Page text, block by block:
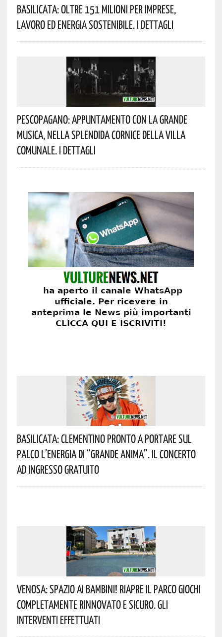
Basilicata: Oltre 151 Milioni Per Imprese,
Lavoro Ed Energia Sostenibile. I Dettagli
Pescopagano: Appuntamento Con La Grande
Musica, Nella Splendida Cornice Della Villa
Comunale. I Dettagli
Basilicata: Clementino Pronto A Portare Sul
Palco L’energia Di “Grande Anima”. Il Concerto
Ad Ingresso Gratuito
Venosa: Spazio Ai Bambini! Riapre Il Parco Giochi
Completamente Rinnovato E Sicuro. Gli
Interventi Effettuati